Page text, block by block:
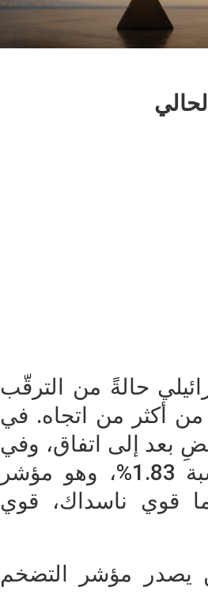
حالةً من الترقّب
من أكثر من اتجاه. في
بعد إلى اتفاق، وفي
الخلفية: مؤشر ناسداك الذي ارتفع اليوم بنسبة 1.83%، وهو مؤشر
قوي ناسداك، قوي
يصدر مؤشر التضخم